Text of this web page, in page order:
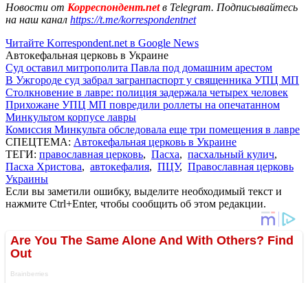
Новости от Корреспондент.netв Telegram. Подписывайтесь
на наш канал https://t.me/korrespondentnet
Читайте Korrespondent.net в Google News
Автокефальная церковь в Украине
Суд оставил митрополита Павла под домашним арестом
В Ужгороде суд забрал загранпаспорт у священника УПЦ МП
Столкновение в лавре: полиция задержала четырех человек
Прихожане УПЦ МП повредили роллеты на опечатанном
Минкультом корпусе лавры
Комиссия Минкульта обследовала еще три помещения в лавре
СПЕЦТЕМА: Автокефальная церковь в Украине
ТЕГИ: православная церковь, Пасха, пасхальный кулич,
Пасха Христова, автокефалия, ПЦУ, Православная церковь
Украины
Если вы заметили ошибку, выделите необходимый текст и
нажмите Ctrl+Enter, чтобы сообщить об этом редакции.